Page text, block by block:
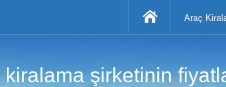
Araç
şirketinin